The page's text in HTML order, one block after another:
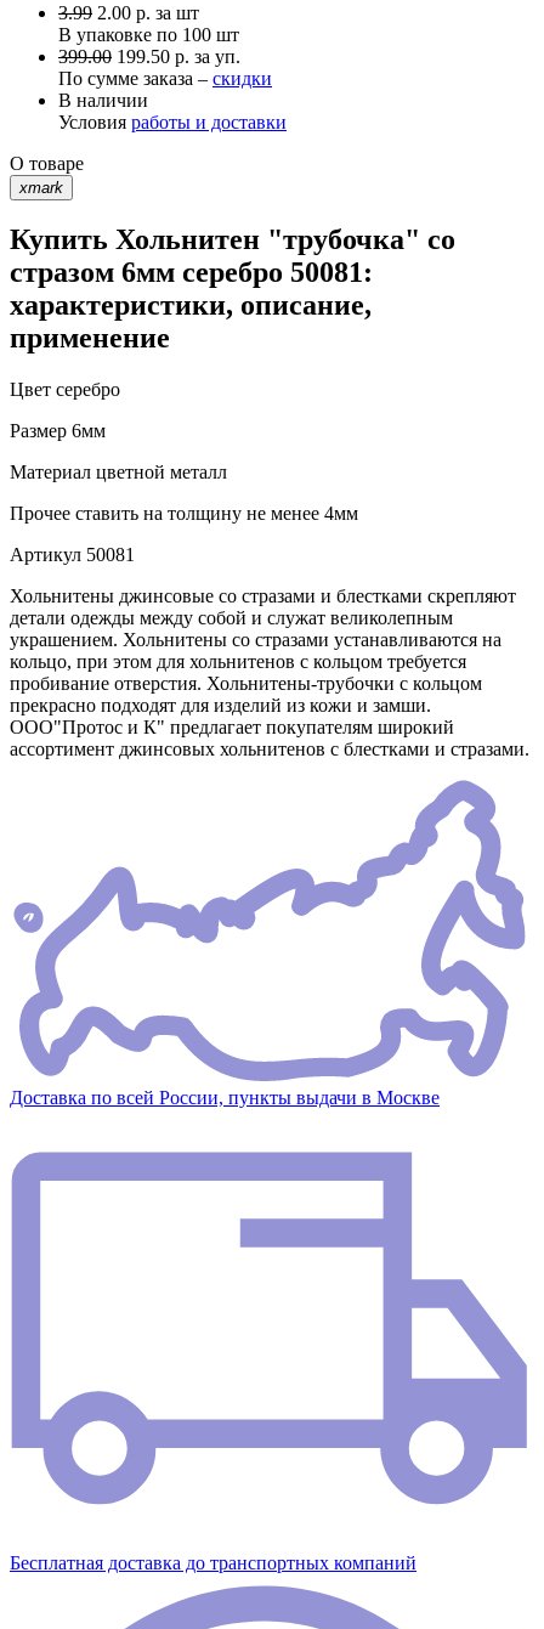
3.99 2.00 р. за шт
В упаковке по 100 шт
399.00 199.50 р. за уп.
По сумме заказа – скидки
В наличии
Условия работы и доставки
О товаре
xmark
Купить Хольнитен "трубочка" со
стразом 6мм серебро 50081:
характеристики, описание,
применение
Цвет серебро
Размер 6мм
Материал цветной металл
Прочее ставить на толщину не менее 4мм
Артикул 50081
Хольнитены джинсовые со стразами и блестками скрепляют
детали одежды между собой и служат великолепным
украшением. Хольнитены со стразами устанавливаются на
кольцо, при этом для хольнитенов с кольцом требуется
пробивание отверстия. Хольнитены-трубочки с кольцом
прекрасно подходят для изделий из кожи и замши.
ООО"Протос и К" предлагает покупателям широкий
ассортимент джинсовых хольнитенов с блестками и стразами.
Доставка по всей России, пункты выдачи в Москве
Бесплатная доставка до транспортных компаний